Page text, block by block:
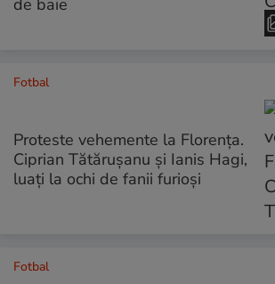
Fotbal
Proteste vehemente la Florența.
Ciprian Tătărușanu și Ianis Hagi,
luați la ochi de fanii furioși
Fotbal